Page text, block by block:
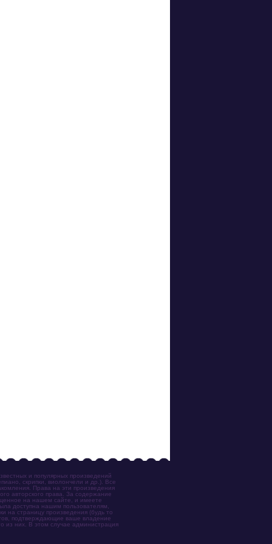
и популярных произведений
скрипки, виолончели и др.). Все
Права на эти произведения
авторского права. За содержание
на нашем сайте, и имеете
доступна нашим пользователям,
на страницу произведения (будь то
подтверждающие ваше владение
из них. В этом случае администрация